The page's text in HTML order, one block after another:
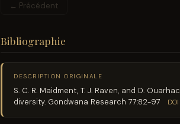
← Précédent
Bibliographie
DESCRIPTION ORIGINALE
S. C. R. Maidment, T. J. Raven, and D.
diversity. Gondwana Research 77:82-97